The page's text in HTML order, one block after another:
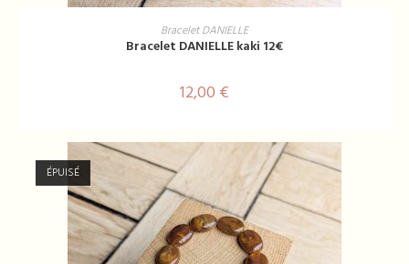
AJOUTER AU PANIER
Bracelet DANIELLE
Bracelet DANIELLE kaki 12€
12,00 €
ÉPUISÉ